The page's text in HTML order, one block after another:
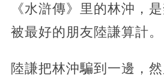
《水滸傳》里的林沖，
被最好的朋友陸謙算計。
陸謙把林沖騙到一邊，